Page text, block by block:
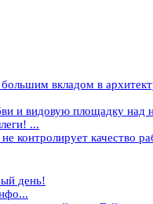
вкладом в
и видовую площадку над
...
контролирует качество
день!